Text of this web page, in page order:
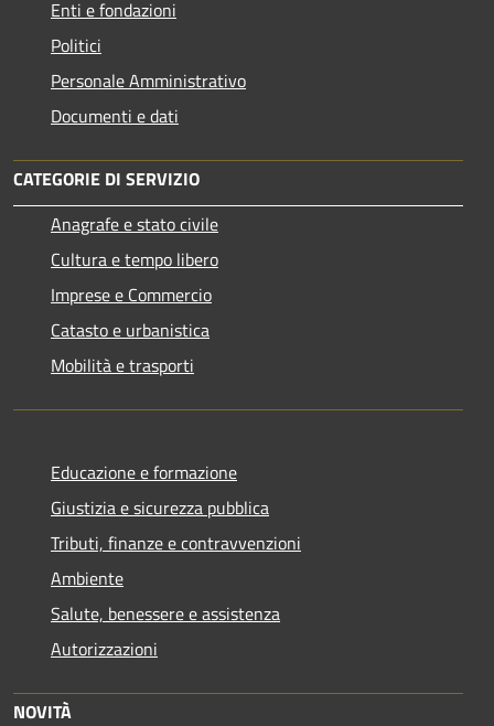
Enti e fondazioni
Politici
Personale Amministrativo
Documenti e dati
CATEGORIE DI SERVIZIO
Anagrafe e stato civile
Cultura e tempo libero
Imprese e Commercio
Catasto e urbanistica
Mobilità e trasporti
Educazione e formazione
Giustizia e sicurezza pubblica
Tributi, finanze e contravvenzioni
Ambiente
Salute, benessere e assistenza
Autorizzazioni
NOVITÀ